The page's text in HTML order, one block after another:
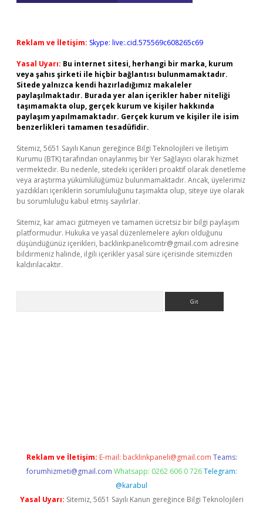
Reklam ve İletişim: Skype: live:.cid.575569c608265c69
Yasal Uyarı: Bu internet sitesi, herhangi bir marka, kurum
veya şahıs şirketi ile hiçbir bağlantısı bulunmamaktadır.
Sitede yalnızca kendi hazırladığımız makaleler
paylaşılmaktadır. Burada yer alan içerikler haber niteliği
taşımamakta olup, gerçek kurum ve kişiler hakkında
paylaşım yapılmamaktadır. Gerçek kurum ve kişiler ile isim
benzerlikleri tamamen tesadüfidir.
Sitemiz, 5651 Sayılı Kanun gereğince Bilgi Teknolojileri ve İletişim
Kurumu (BTK) tarafından onaylanmış bir Yer Sağlayıcı olarak hizmet
vermektedir. Bu nedenle, sitedeki içerikleri proaktif olarak denetleme
veya araştırma yükümlülüğümüz bulunmamaktadır. Ancak, üyelerimiz
yazdıkları içeriklerin sorumluluğunu taşımakta olup, siteye üye olarak
bu sorumluluğu kabul etmiş sayılırlar.
Sitemiz, kar amacı gütmeyen ve tamamen ücretsiz bir bilgi paylaşım
platformudur. Hukuka ve yasal düzenlemelere aykırı olduğunu
düşündüğünüz içerikleri, backlinkpanelicomtr@gmail.com adresine
bildirmeniz halinde, ilgili içerikler yasal süre içerisinde sitemizden
kaldırılacaktır.
Reklam ve İletişim: E-mail: backlinkpaneli@gmail.com Teams:
forumhizmeti@gmail.com Whatsapp: 0262 606 0 726 Telegram:
@karabul
Yasal Uyarı: Sitemiz, 5651 Sayılı Kanun gereğince Bilgi Teknolojileri